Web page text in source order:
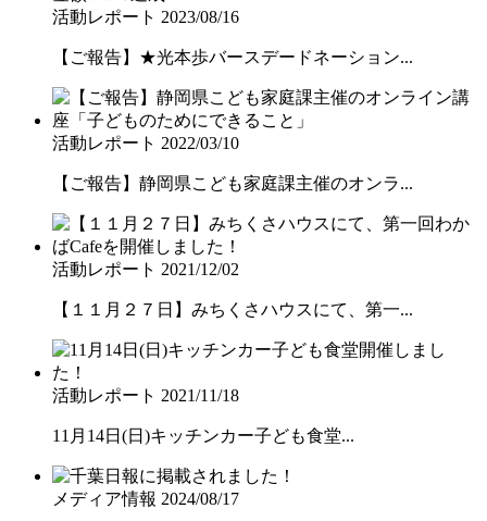
活動レポート 2023/08/16
【ご報告】★光本歩バースデードネーション...
活動レポート 2022/03/10
【ご報告】静岡県こども家庭課主催のオンラ...
活動レポート 2021/12/02
【１１月２７日】みちくさハウスにて、第一...
活動レポート 2021/11/18
11月14日(日)キッチンカー子ども食堂...
メディア情報 2024/08/17